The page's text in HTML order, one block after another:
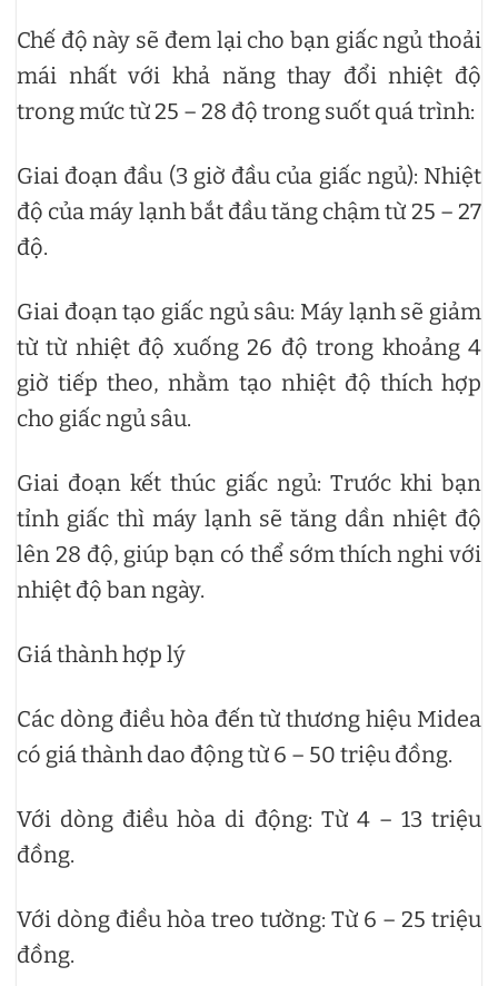
Chế độ này sẽ đem lại cho bạn giấc ngủ thoải
mái nhất với khả năng thay đổi nhiệt độ
trong mức từ 25 – 28 độ trong suốt quá trình:
Giai đoạn đầu (3 giờ đầu của giấc ngủ): Nhiệt
độ của máy lạnh bắt đầu tăng chậm từ 25 – 27
độ.
Giai đoạn tạo giấc ngủ sâu: Máy lạnh sẽ giảm
từ từ nhiệt độ xuống 26 độ trong khoảng 4
giờ tiếp theo, nhằm tạo nhiệt độ thích hợp
cho giấc ngủ sâu.
Giai đoạn kết thúc giấc ngủ: Trước khi bạn
tỉnh giấc thì máy lạnh sẽ tăng dần nhiệt độ
lên 28 độ, giúp bạn có thể sớm thích nghi với
nhiệt độ ban ngày.
Giá thành hợp lý
Các dòng điều hòa đến từ thương hiệu Midea
có giá thành dao động từ 6 – 50 triệu đồng.
Với dòng điều hòa di động: Từ 4 – 13 triệu
đồng.
Với dòng điều hòa treo tường: Từ 6 – 25 triệu
đồng.